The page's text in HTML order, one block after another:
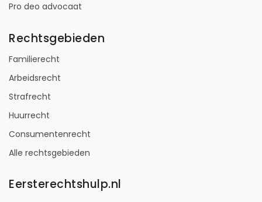
Pro deo advocaat
Rechtsgebieden
Familierecht
Arbeidsrecht
Strafrecht
Huurrecht
Consumentenrecht
Alle rechtsgebieden
Eersterechtshulp.nl